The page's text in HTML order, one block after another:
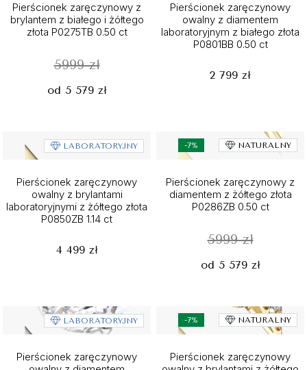
Pierścionek zaręczynowy z
brylantem z białego i żółtego
złota P0275TB 0.50 ct
5999 zł
od 5 579 zł
Pierścionek zaręczynowy
owalny z diamentem
laboratoryjnym z białego złota
P0801BB 0.50 ct
2 799 zł
LABORATORYJNY
Pierścionek zaręczynowy
owalny z brylantami
laboratoryjnymi z żółtego złota
P0850ZB 1.14 ct
4 499 zł
-7% NATURALNY
Pierścionek zaręczynowy z
diamentem z żółtego złota
P0286ZB 0.50 ct
5999 zł
od 5 579 zł
LABORATORYJNY
Pierścionek zaręczynowy
-7% NATURALNY
Pierścionek zaręczynowy